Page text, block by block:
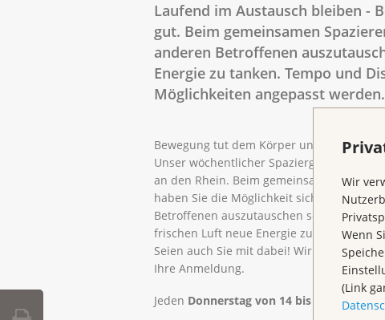
Wir
Wenn
(Link
Laufend im Austausch bleiben -
gut. Beim gemeinsamen
anderen Betroffenen
Energie zu tanken. Tempo und
Möglichkeiten angepasst werden.
Bewegung tut dem Körper und der Seele
Unser wöchentlicher Spaziergang führt uns
an den Rhein. Beim gemeinsamen
haben Sie die Möglichkeit sich mit
Betroffenen auszutauschen sowie an der
frischen Luft neue Energie zu tanken.
Seien auch Sie mit dabei! Wir freuen uns
Ihre Anmeldung.
Jeden Donnerstag von 14 bis 15.30 Uhr